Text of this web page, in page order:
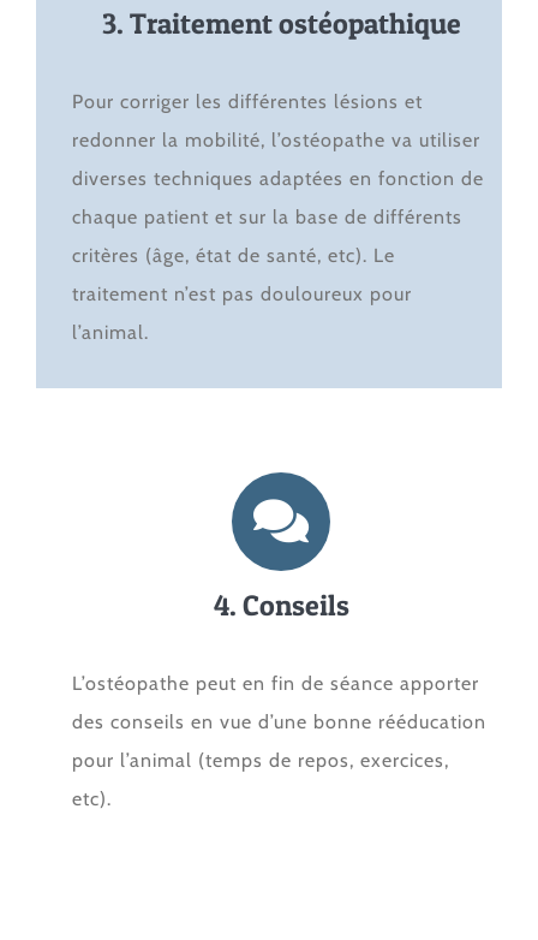
3. Traitement ostéopathique
Pour corriger les différentes lésions et
redonner la mobilité, l’ostéopathe va utiliser
diverses techniques adaptées en fonction de
chaque patient et sur la base de différents
critères (âge, état de santé, etc). Le
traitement n’est pas douloureux pour
l’animal.
4. Conseils
L’ostéopathe peut en fin de séance apporter
des conseils en vue d’une bonne rééducation
pour l’animal (temps de repos, exercices,
etc).